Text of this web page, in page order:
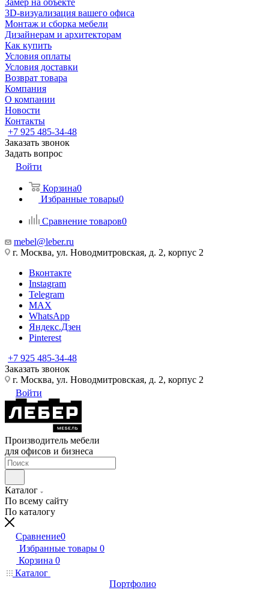
Замер на объекте
3D-визуализация вашего офиса
Монтаж и сборка мебели
Дизайнерам и архитекторам
Как купить
Условия оплаты
Условия доставки
Возврат товара
Компания
О компании
Новости
Контакты
+7 925 485-34-48
Заказать звонок
Задать вопрос
Войти
Корзина0
Избранные товары0
Сравнение товаров0
mebel@leber.ru
г. Москва, ул. Новодмитровская, д. 2, корпус 2
Вконтакте
Instagram
Telegram
MAX
WhatsApp
Яндекс.Дзен
Pinterest
+7 925 485-34-48
Заказать звонок
г. Москва, ул. Новодмитровская, д. 2, корпус 2
Войти
Производитель мебели
для офисов и бизнеса
Каталог
По всему сайту
По каталогу
Сравнение0
Избранные товары 0
Корзина 0
Каталог
Портфолио